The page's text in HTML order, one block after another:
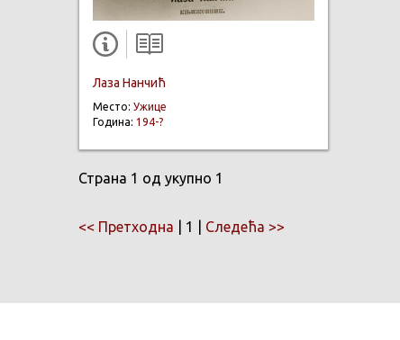
Лаза Нанчић
Место: Ужице
Година: 194-?
Страна 1 од укупно 1
<< Претходна | 1 | Следећа >>